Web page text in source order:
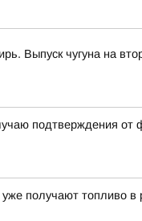
Выпуск чугуна на
подтверждения от
уже получают топливо